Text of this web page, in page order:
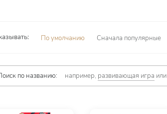
По умолчанию Сначала популярные
по названию: например, развивающая игра или